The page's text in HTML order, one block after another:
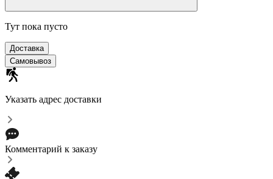
Тут пока пусто
Доставка
Самовывоз
Указать адрес доставки
Комментарий к заказу